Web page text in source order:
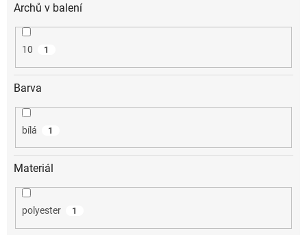
Archů v balení
10 1
Barva
bílá 1
Materiál
polyester 1